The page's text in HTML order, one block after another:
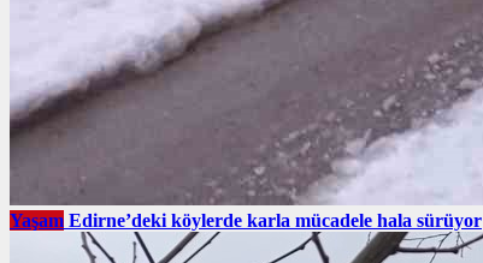
Yaşam Edirne’deki köylerde karla mücadele hala sürüyor